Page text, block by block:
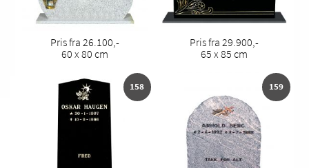
Pris fra 26.100,-
60 x 80 cm
Pris fra 29.900,-
65 x 85 cm
158 159